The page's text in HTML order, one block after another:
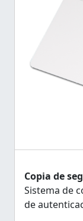
Copia de
Sistema de
de